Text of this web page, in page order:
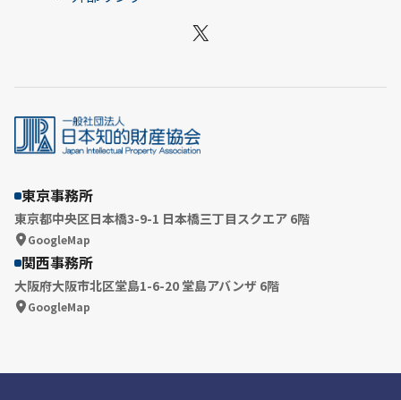
X
東京事務所
東京都中央区日本橋3-9-1 日本橋三丁目スクエア 6階
GoogleMap
関西事務所
大阪府大阪市北区堂島1-6-20 堂島アバンザ 6階
GoogleMap